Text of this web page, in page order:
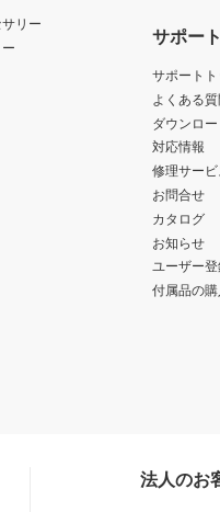
リー
サポート
サポート
よくある
ダウンロ
対応情報
修理サー
お問合せ
カタログ
お知らせ
ユーザー
付属品の購
法人のお